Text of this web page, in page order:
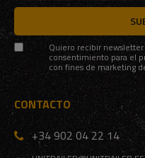
Quiero recibir
consentimiento para el
con fines de marketing
CONTACTO
+34 902 04 22 14